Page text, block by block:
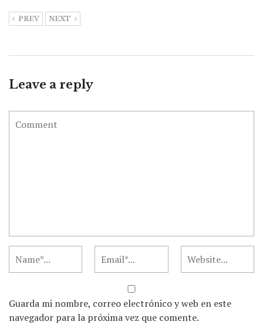
PREV NEXT
Leave a reply
Guarda mi nombre, correo electrónico y web en este
navegador para la próxima vez que comente.